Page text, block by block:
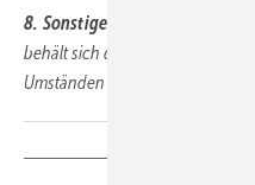
8. Sonstiges
behält sich das Recht vor, das
Umständen zu ändern oder zu